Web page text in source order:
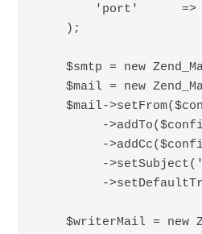
'port'
    );
$smtp = new
$mail = new
$mail-
-
-
-
-
$writerMail = new